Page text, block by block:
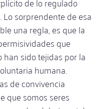
sorprendente de esa
una regla, es que la
que
sido tejidas por la
humana.
de convivencia
que somos seres